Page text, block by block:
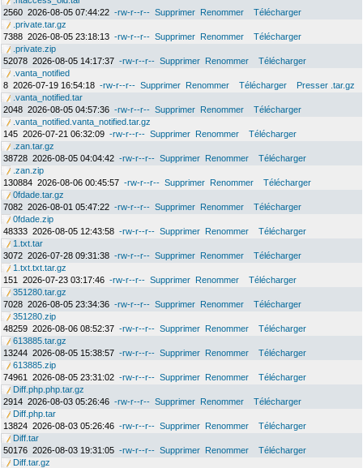
2560 2026-08-05 07:44:22 -rw-r--r-- Supprimer Renommer
Télécharger
.private.tar.gz
7388 2026-08-05 23:18:13 -rw-r--r-- Supprimer Renommer
Télécharger
.private.zip
52078 2026-08-05 14:17:37 -rw-r--r-- Supprimer Renommer
Télécharger
.vanta_notified
8 2026-07-19 16:54:18 -rw-r--r-- Supprimer Renommer Télécharger
Presser .tar.gz
.vanta_notified.tar
2048 2026-08-05 04:57:36 -rw-r--r-- Supprimer Renommer
Télécharger
.vanta_notified.vanta_notified.tar.gz
145 2026-07-21 06:32:09 -rw-r--r-- Supprimer Renommer
Télécharger
.zan.tar.gz
38728 2026-08-05 04:04:42 -rw-r--r-- Supprimer Renommer
Télécharger
.zan.zip
130884 2026-08-06 00:45:57 -rw-r--r-- Supprimer Renommer
Télécharger
0fdade.tar.gz
7082 2026-08-01 05:47:22 -rw-r--r-- Supprimer Renommer
Télécharger
0fdade.zip
48333 2026-08-05 12:43:58 -rw-r--r-- Supprimer Renommer
Télécharger
1.txt.tar
3072 2026-07-28 09:31:38 -rw-r--r-- Supprimer Renommer
Télécharger
1.txt.txt.tar.gz
151
2026-07-23 03:17:46 -rw-r--r-- Supprimer Renommer
Télécharger
351280.tar.gz
7028 2026-08-05 23:34:36 -rw-r--r-- Supprimer Renommer
Télécharger
351280.zip
48259 2026-08-06 08:52:37 -rw-r--r-- Supprimer Renommer
Télécharger
613885.tar.gz
13244 2026-08-05 15:38:57 -rw-r--r-- Supprimer Renommer
Télécharger
613885.zip
74961
2026-08-05 23:31:02 -rw-r--r-- Supprimer Renommer
Télécharger
Diff.php.php.tar.gz
2914 2026-08-03 05:26:46 -rw-r--r-- Supprimer Renommer
Télécharger
Diff.php.tar
13824 2026-08-03 05:26:46 -rw-r--r-- Supprimer Renommer
Télécharger
Diff.tar
50176 2026-08-03 19:31:05 -rw-r--r-- Supprimer Renommer
Télécharger
Diff.tar.gz